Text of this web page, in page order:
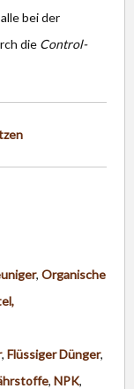
bei der
die Control-
, Organische
, Flüssiger Dünger,
, NPK,